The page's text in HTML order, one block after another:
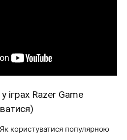
іграх Razer Game
користуватися популярною